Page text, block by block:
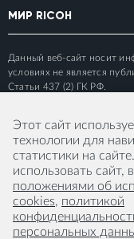
МИР RICOH
Данный веб-сайт носит
условиях не является
Статьи 437 (2) ГК РФ.
Этот сайт
технологии для
статистики на
использовать сайт,
положениями об
cookies, политикой
персональных